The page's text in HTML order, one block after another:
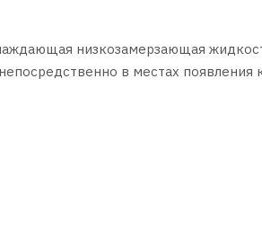
низкозамерзающая
в местах